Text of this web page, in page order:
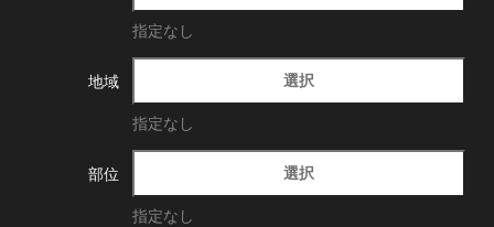
指定なし
地域 選択
指定なし
部位 選択
指定なし